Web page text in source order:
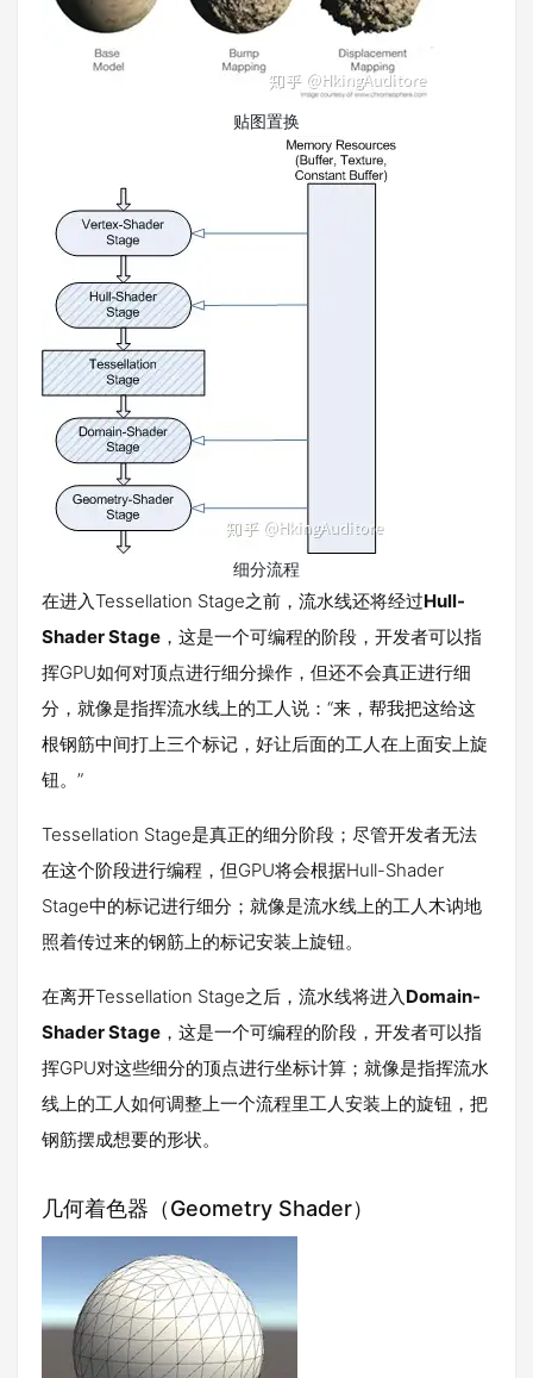
贴图置换
细分流程
在进入Tessellation Stage之前，流水线还将经过Hull-
Shader Stage ，这是一个可编程的阶段，开发者可以指
挥GPU如何对顶点进行细分操作，但还不会真正进行细
分，就像是指挥流水线上的工人说：“来，帮我把这给这
根钢筋中间打上三个标记，好让后面的工人在上面安上旋
钮。”
Tessellation Stage是真正的细分阶段；尽管开发者无法
在这个阶段进行编程，但GPU将会根据Hull-Shader
Stage中的标记进行细分；就像是流水线上的工人木讷地
照着传过来的钢筋上的标记安装上旋钮。
在离开Tessellation Stage之后，流水线将进入 Domain-
Shader Stage ，这是一个可编程的阶段，开发者可以指
挥GPU对这些细分的顶点进行坐标计算；就像是指挥流水
线上的工人如何调整上一个流程里工人安装上的旋钮，把
钢筋摆成想要的形状。
几何着色器（Geometry Shader）